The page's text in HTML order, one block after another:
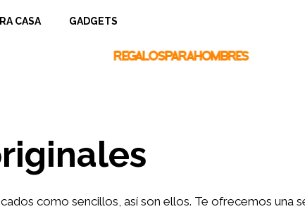
CASA GADGETS
como sencillos, así son ellos. Te ofrecemos una